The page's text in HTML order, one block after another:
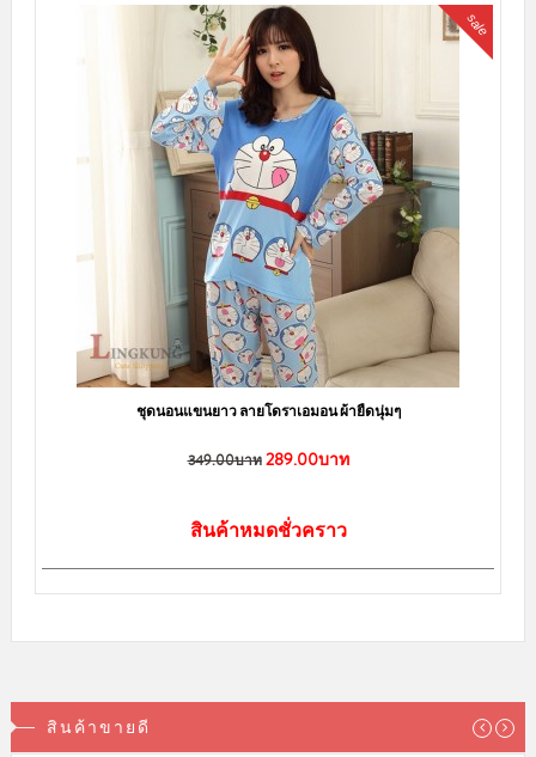
sale
ชุดนอนแขนยาว ลายโดราเอมอน ผ้ายืดนุ่มๆ
349.00บาท 289.00บาท
สินค้าหมดชั่วคราว
สินค้าขายดี